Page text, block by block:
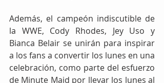
Además, el campeón indiscutible de
la WWE, Cody Rhodes, Jey Uso y
Bianca Belair se unirán para inspirar
a los fans a convertir los lunes en una
celebración, como parte del esfuerzo
de Minute Maid por llevar los lunes al